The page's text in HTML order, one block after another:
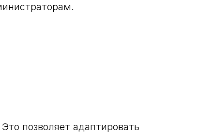
Это позволяет адаптировать